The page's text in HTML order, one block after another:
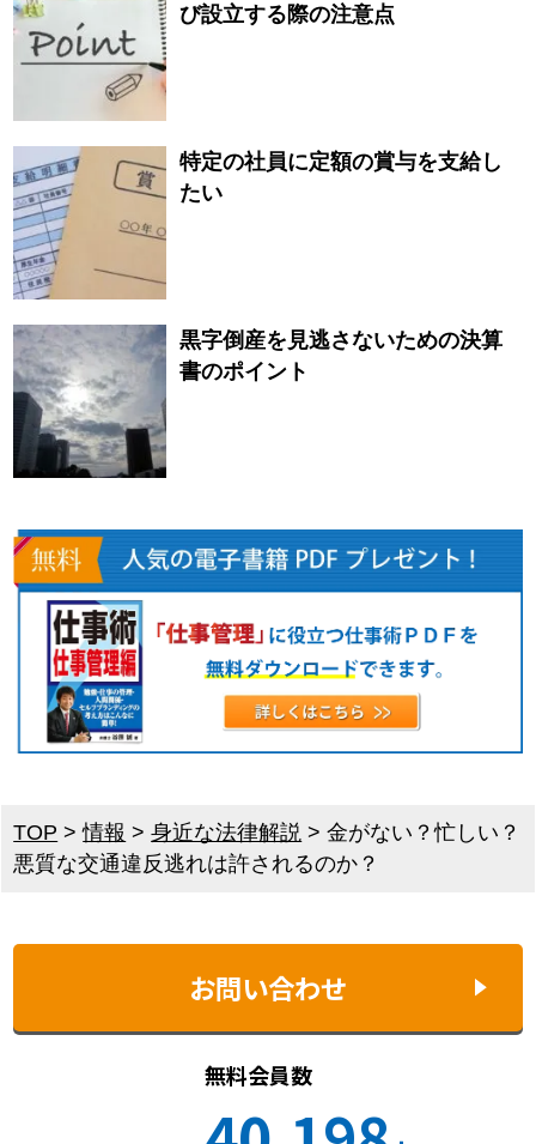
び設立する際の注意点
特定の社員に定額の賞与を支給し
たい
黒字倒産を見逃さないための決算
書のポイント
TOP >情報 >身近な法律解説 >金がない？忙しい？
悪質な交通違反逃れは許されるのか？
お問い合わせ
無料会員数